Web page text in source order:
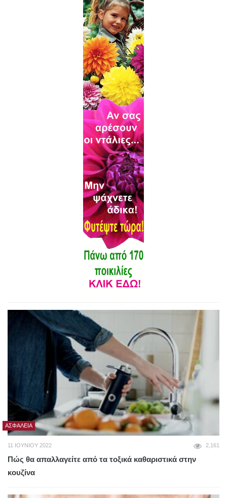
ΑΣΦΆΛΕΙΑ
11 ΙΟΥΝΊΟΥ 2022 2,161
Πώς θα απαλλαγείτε από τα τοξικά καθαριστικά στην
κουζίνα